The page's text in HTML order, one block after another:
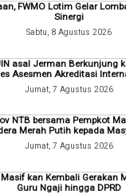
FWMO Lotim Gelar
Sinergi
Sabtu, 8 Agustus 2026
asal Jerman Berkunjung
Asesmen Akreditasi
Jumat, 7 Agustus 2026
NTB bersama Pempkot
Merah Putih kepada
Jumat, 7 Agustus 2026
kan Kembali Gerakan
Guru Ngaji hingga DPRD